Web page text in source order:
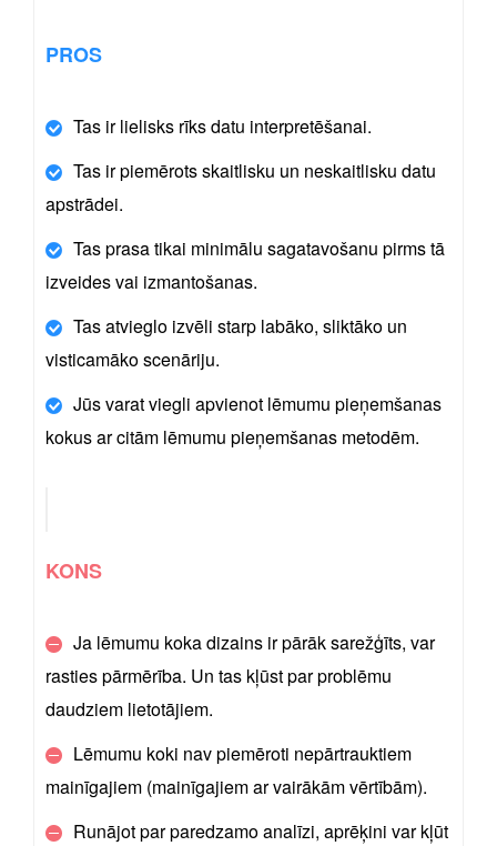
PROS
Tas ir lielisks rīks datu interpretēšanai.
Tas ir piemērots skaitlisku un neskaitlisku datu
apstrādei.
Tas prasa tikai minimālu sagatavošanu pirms tā
izveides vai izmantošanas.
Tas atvieglo izvēli starp labāko, sliktāko un
visticamāko scenāriju.
Jūs varat viegli apvienot lēmumu pieņemšanas
kokus ar citām lēmumu pieņemšanas metodēm.
KONS
Ja lēmumu koka dizains ir pārāk sarežģīts, var
rasties pārmērība. Un tas kļūst par problēmu
daudziem lietotājiem.
Lēmumu koki nav piemēroti nepārtrauktiem
mainīgajiem (mainīgajiem ar vairākām vērtībām).
Runājot par paredzamo analīzi, aprēķini var kļūt